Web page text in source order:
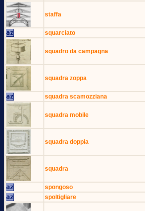
staffa
squarciato
squadro da campagna
squadra zoppa
squadra scamozziana
squadra mobile
squadra doppia
squadra
spongoso
spoltigliare